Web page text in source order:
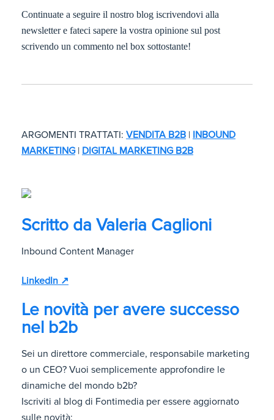
Continuate a seguire il nostro blog iscrivendovi alla
newsletter e fateci sapere la vostra opinione sul post
scrivendo un commento nel box sottostante!
ARGOMENTI TRATTATI: VENDITA B2B | INBOUND
MARKETING | DIGITAL MARKETING B2B
Scritto da Valeria Caglioni
Inbound Content Manager
LinkedIn ↗
Le novità per avere successo
nel b2b
Sei un direttore commerciale, responsabile marketing
o un CEO? Vuoi semplicemente approfondire le
dinamiche del mondo b2b?
Iscriviti al blog di Fontimedia per essere aggiornato